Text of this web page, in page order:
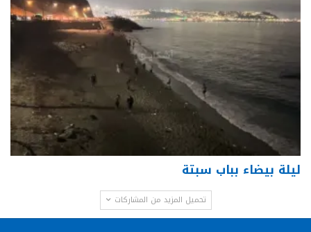
ليلة بيضاء بباب سبتة
تحميل المزيد من المشاركات